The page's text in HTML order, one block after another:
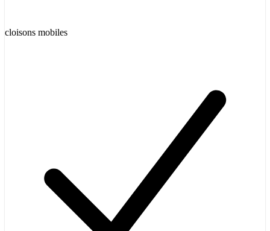
cloisons mobiles